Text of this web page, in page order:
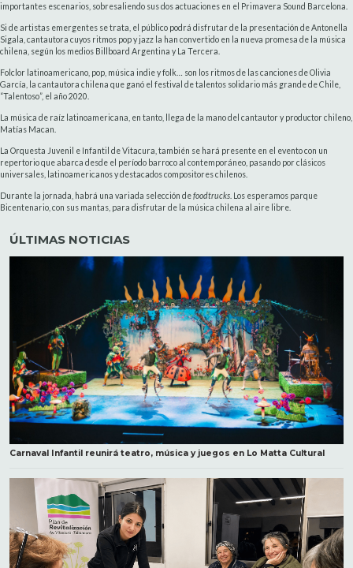
importantes escenarios, sobresaliendo sus dos actuaciones en el Primavera Sound Barcelona.
Si de artistas emergentes se trata, el público podrá disfrutar de la presentación de Antonella
Sigala, cantautora cuyos ritmos pop y jazz la han convertido en la nueva promesa de la música
chilena, según los medios Billboard Argentina y La Tercera.
Folclor latinoamericano, pop, música indie y folk… son los ritmos de las canciones de Olivia
García, la cantautora chilena que ganó el festival de talentos solidario más grande de Chile,
“Talentoso”, el año 2020.
La música de raíz latinoamericana, en tanto, llega de la mano del cantautor y productor chileno,
Matías Macan.
La Orquesta Juvenil e Infantil de Vitacura, también se hará presente en el evento con un
repertorio que abarca desde el período barroco al contemporáneo, pasando por clásicos
universales, latinoamericanos y destacados compositores chilenos.
Durante la jornada, habrá una variada selección defoodtrucks . Los esperamos parque
Bicentenario, con sus mantas, para disfrutar de la música chilena al aire libre.
ÚLTIMAS NOTICIAS
Carnaval Infantil reunirá teatro, música y juegos en Lo Matta Cultural